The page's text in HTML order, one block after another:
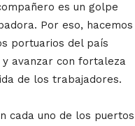
es un golpe
Por eso, hacemos
portuarios del país
avanzar con fortaleza
de los trabajadores.
cada uno de los puertos